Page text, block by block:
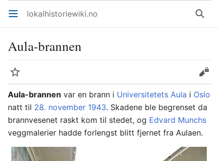
Åpne hovedmenyen lokalhistoriewiki.no Søk
Aula-brannen
Overvåk
Rediger
Aula-brannen var en brann i Universitetets Aula i Oslo
natt til 28. november 1943. Skadene ble begrenset da
brannvesenet raskt kom til stedet, og Edvard Munchs
veggmalerier hadde forlengst blitt fjernet fra Aulaen.